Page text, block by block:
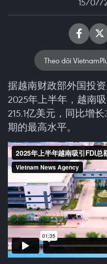
Theo dõi
据越南财政部外国投
2025年上半年，越南
215.1亿美元，同比增
期的最高水平。